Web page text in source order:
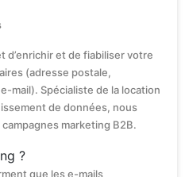
d’enrichir et de fiabiliser votre
(adresse postale,
mail). Spécialiste de la location
de données, nous
marketing B2B.
?
que les e-mails